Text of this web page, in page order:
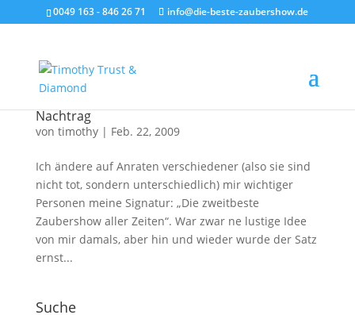
0049 163 - 846 26 71 info@die-beste-zaubershow.de
Nachtrag
von timothy| Feb. 22, 2009
Ich ändere auf Anraten verschiedener (also sie sind
nicht tot, sondern unterschiedlich) mir wichtiger
Personen meine Signatur: „Die zweitbeste
Zaubershow aller Zeiten“. War zwar ne lustige Idee
von mir damals, aber hin und wieder wurde der Satz
ernst...
Suche